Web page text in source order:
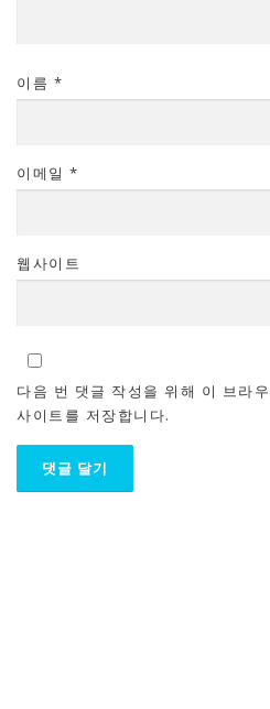
이름 *
이메일 *
웹사이트
다음 번 댓글 작성을 위해 이 브라
사이트를 저장합니다.